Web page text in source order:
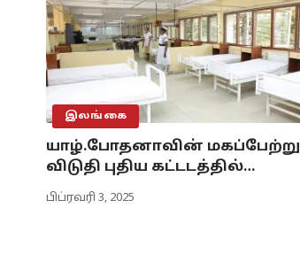
இலங்கை
யாழ்.போதனாவின் மகப்பேற்று
விடுதி புதிய கட்டடத்தில்…
பிப்ரவரி 3, 2025